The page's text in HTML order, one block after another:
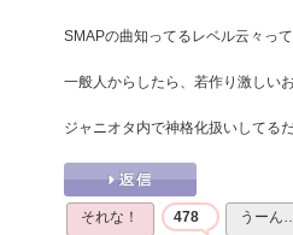
SMAPの曲知ってるレベル云々っ
一般人からしたら、若作り激しい
ジャニオタ内で神格化扱いしてるだ
それな！ 478 うーん